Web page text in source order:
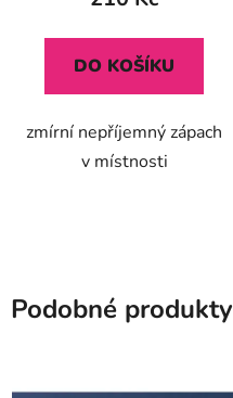
DO KOŠÍKU
zmírní nepříjemný zápach
v místnosti
Podobné produkty